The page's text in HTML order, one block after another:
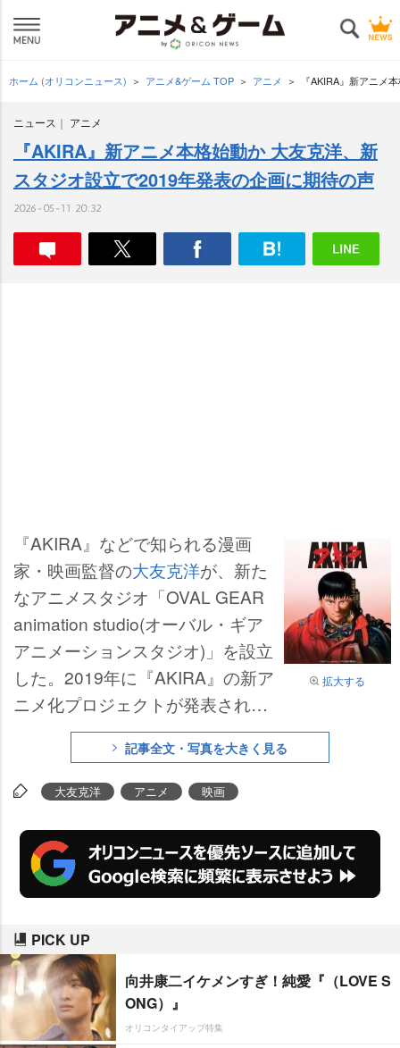
ホーム (オリコンニュース) アニメ&ゲーム TOP アニメ 『AKIRA』新アニメ
ニュース アニメ
『AKIRA』新アニメ本格始動か 大友克洋、新
スタジオ設立で2019年発表の企画に期待の声
2026-05-11 20:32
拡大する
『AKIRA』などで知られる漫画
家・映画監督の大友克洋が、新た
なアニメスタジオ「OVAL GEAR
animation studio(オーバル・ギア
アニメーションスタジオ)」を設立
した。2019年に『AKIRA』の新ア
ニメ化プロジェクトが発表されて
おり、ネット上では「AKIRA新作
だろ!期待していいよな!」などの
声が出ている。
記事全文・写真を大きく見る
大友克洋 アニメ 映画
PICK UP
向井康二イケメンすぎ！純愛『（LOVE S
ONG）』
オリコンタイアップ特集